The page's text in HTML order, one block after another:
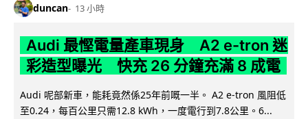
duncan 13 小時
Audi 最慳電量產車現身 A2 e-tron 迷
彩造型曝光 快充 26 分鐘充滿 8 成電
Audi 呢部新車，能耗竟然係25年前嘅一半。 A2 e-tron 風阻低
至0.24，每百公里只需12.8 kWh，一度電行到7.8公里。6...